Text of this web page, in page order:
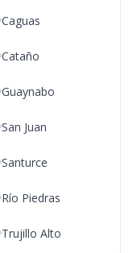
Caguas
Cataño
Guaynabo
San Juan
Santurce
Río Piedras
Trujillo Alto